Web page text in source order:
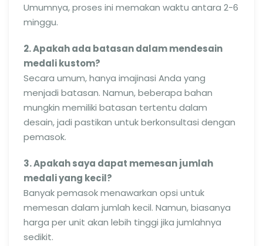
Umumnya, proses ini memakan waktu antara 2-6
minggu.
2. Apakah ada batasan dalam mendesain
medali kustom?
Secara umum, hanya imajinasi Anda yang
menjadi batasan. Namun, beberapa bahan
mungkin memiliki batasan tertentu dalam
desain, jadi pastikan untuk berkonsultasi dengan
pemasok.
3. Apakah saya dapat memesan jumlah
medali yang kecil?
Banyak pemasok menawarkan opsi untuk
memesan dalam jumlah kecil. Namun, biasanya
harga per unit akan lebih tinggi jika jumlahnya
sedikit.